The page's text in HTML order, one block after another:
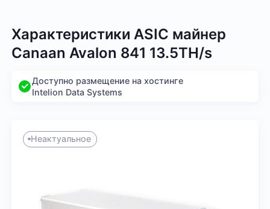
Характеристики ASIC майнер
Canaan Avalon 841 13.5TH/s
Доступно размещение на хостинге
Intelion Data Systems
Неактуальное